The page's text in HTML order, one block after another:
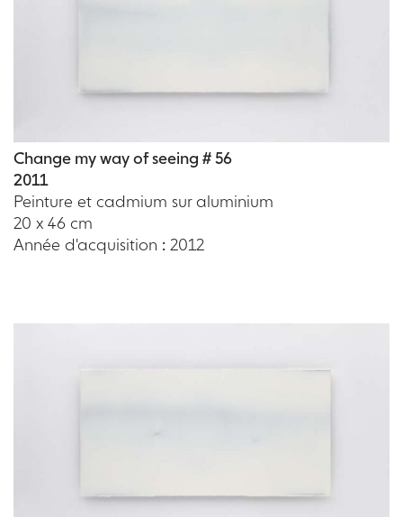
Change my way of seeing # 56
2011
Peinture et cadmium sur aluminium
20 x 46 cm
Année d'acquisition : 2012